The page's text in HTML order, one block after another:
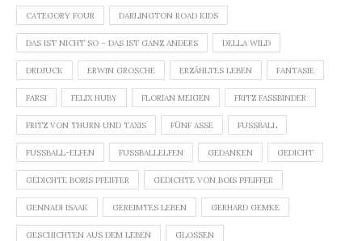
CATEGORY FOUR DARLINGTON ROAD KIDS
DAS IST NICHT SO – DAS IST GANZ ANDERS DELLA WILD
DRDJUCK ERWIN GROSCHE ERZÄHLTES LEBEN FANTASIE
FARSI FELIX HUBY FLORIAN MEIGEN FRITZ FASSBINDER
FRITZ VON THURN UND TAXIS FÜNF ASSE FUSSBALL
FUSSBALL-ELFEN FUSSBALLELFEN GEDANKEN GEDICHT
GEDICHTE BORIS PFEIFFER GEDICHTE VON BOIS PFEIFFER
GENNADI ISAAK GEREIMTES LEBEN GERHARD GEMKE
GESCHICHTEN AUS DEM LEBEN GLOSSEN